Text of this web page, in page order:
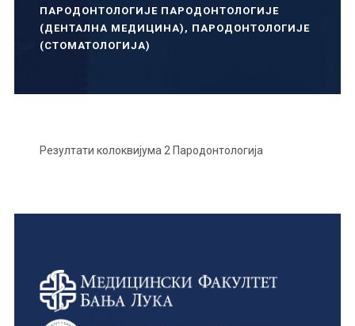
ПАРОДОНТОЛОГИЈЕ ПАРОДОНТОЛОГИЈЕ
(ДЕНТАЛНА МЕДИЦИНА) , ПАРОДОНТОЛОГИЈЕ
(СТОМАТОЛОГИЈА)
Резултати колоквијума 2 Пародонтологија